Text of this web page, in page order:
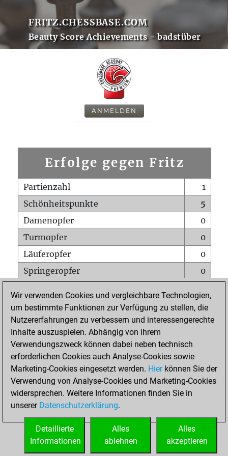
FRITZ.CHESSBASE.COM
Beauty Score Achievements - badstüber
ANMELDEN
Erfolge gegen Fritz
Partienzahl
1
Schönheitspunkte
5
Damenopfer
0
Turmopfer
0
Läuferopfer
0
Springeropfer
0
Matt auf vollem Brett
0
Bauer setzt Matt
0
Erstickte Matts
Unterverwandlungen
Türme auf der siebten
0
STARTSEITE
Wir verwenden Cookies und vergleichbare Technologien,
um bestimmte Funktionen zur Verfügung zu stellen, die
Nutzererfahrungen zu verbessern und interessengerechte
Inhalte auszuspielen. Abhängig von ihrem
Verwendungszweck können dabei neben technisch
erforderlichen Cookies auch Analyse-Cookies sowie
Marketing-Cookies eingesetzt werden. Hierkönnen Sie der
Verwendung von Analyse-Cookies und Marketing-Cookies
widersprechen. Weitere Informationen finden Sie in
unserer Datenschutzerklärung.
Alles
akzeptieren
Alles
ablehnen
Detaillierte
Informationen